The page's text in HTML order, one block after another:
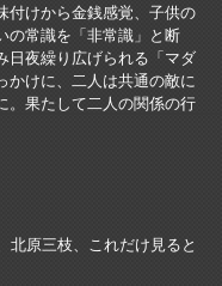
付けから金銭感覚、子供の
の常識を「非常識」と断
日夜繰り広げられる「マダ
かけに、二人は共通の敵に
。果たして二人の関係の行
北原三枝、これだけ見ると